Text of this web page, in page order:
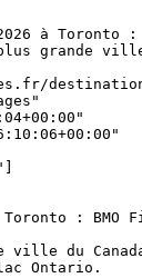
à Toronto
grande ville
destinations/
Toronto :
ville du
Ontario.